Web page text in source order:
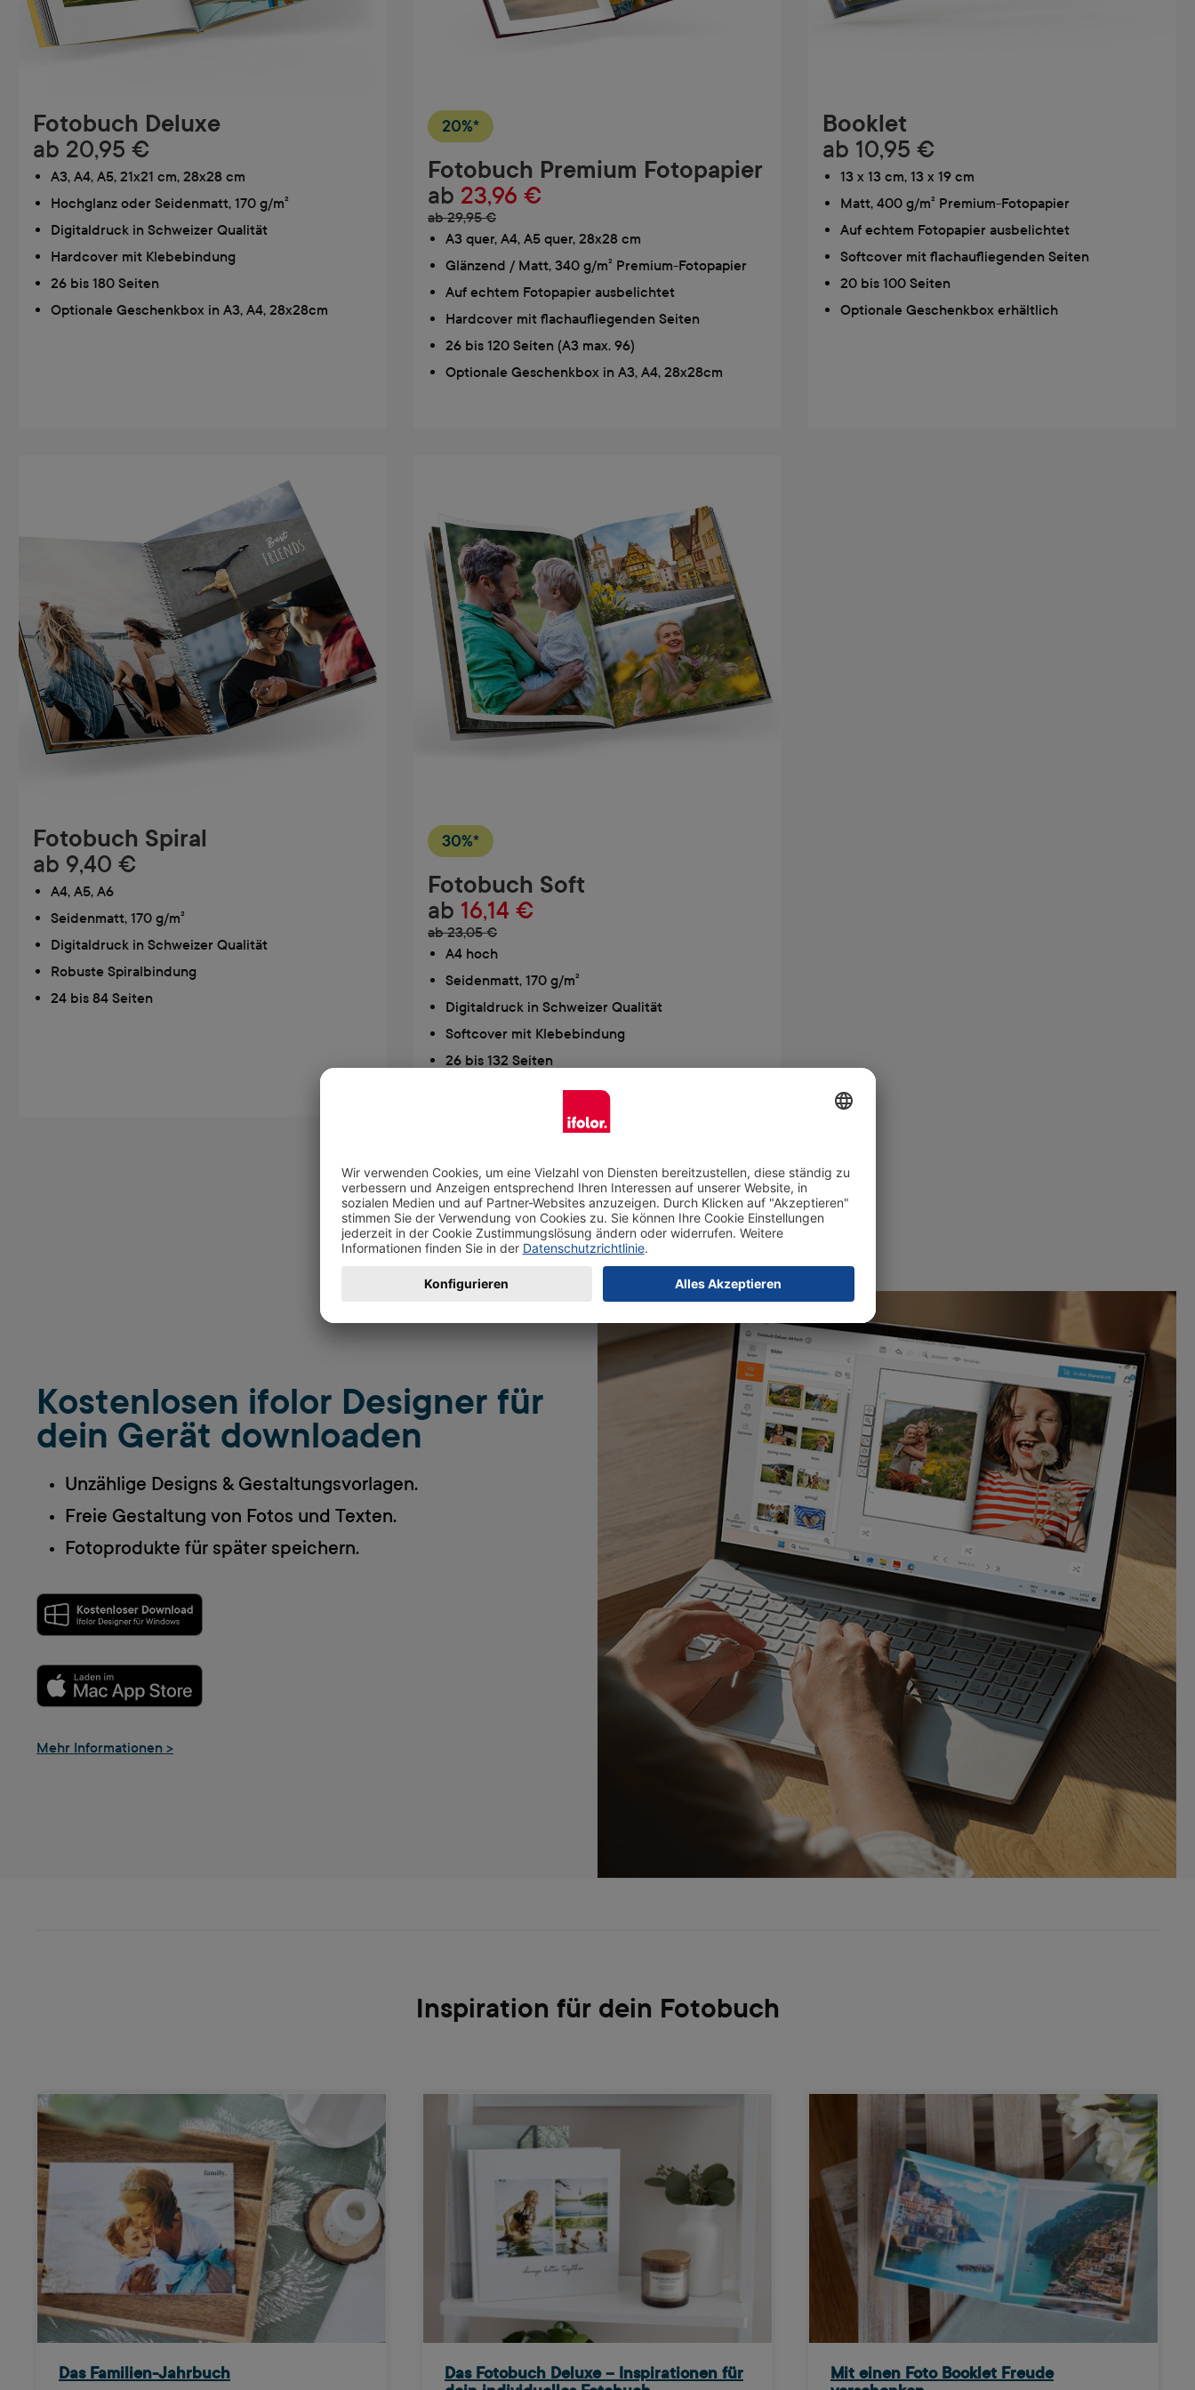
Fotobuch Deluxe
ab 20,95 €
A3, A4, A5, 21x21 cm, 28x28 cm
Hochglanz oder Seidenmatt, 170 g/m²
Digitaldruck in Schweizer Qualität
Hardcover mit Klebebindung
26 bis 180 Seiten
Optionale Geschenkbox in A3, A4, 28x28cm
20%*
Fotobuch Premium Fotopapier
ab 23,96 €
ab 29,95 €
A3 quer, A4, A5 quer, 28x28 cm
Glänzend / Matt, 340 g/m² Premium-Fotopapier
Auf echtem Fotopapier ausbelichtet
Hardcover mit flachaufliegenden Seiten
26 bis 120 Seiten (A3 max. 96)
Optionale Geschenkbox in A3, A4, 28x28cm
Booklet
ab 10,95 €
13 x 13 cm, 13 x 19 cm
Matt, 400 g/m² Premium-Fotopapier
Auf echtem Fotopapier ausbelichtet
Softcover mit flachaufliegenden Seiten
20 bis 100 Seiten
Optionale Geschenkbox erhältlich
Fotobuch Spiral
ab 9,40 €
A4, A5, A6
Seidenmatt, 170 g/m²
Digitaldruck in Schweizer Qualität
Robuste Spiralbindung
24 bis 84 Seiten
30%*
Fotobuch Soft
ab 16,14 €
ab 23,05 €
A4 hoch
Seidenmatt, 170 g/m²
Digitaldruck in Schweizer Qualität
Softcover mit Klebebindung
26 bis 132 Seiten
Ein Download.
Unzählige Möglichkeiten.
Kostenlosen ifolor Designer für
dein Gerät downloaden
Unzählige Designs & Gestaltungsvorlagen.
Freie Gestaltung von Fotos und Texten.
Fotoprodukte für später speichern.
Mehr Informationen >
Inspiration für dein Fotobuch
Das Familien-Jahrbuch
Das Fotobuch Deluxe – Inspirationen für
Mit einen Foto Booklet Freude